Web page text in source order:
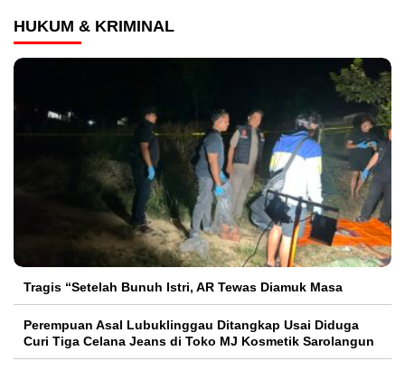
HUKUM & KRIMINAL
Tragis “Setelah Bunuh Istri, AR Tewas Diamuk Masa
Perempuan Asal Lubuklinggau Ditangkap Usai Diduga
Curi Tiga Celana Jeans di Toko MJ Kosmetik Sarolangun